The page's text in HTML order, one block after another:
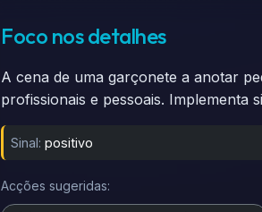
Foco nos detalhes
A cena de uma garçonete a anotar
profissionais e pessoais. Implementa
Sinal: positivo
Acções sugeridas: